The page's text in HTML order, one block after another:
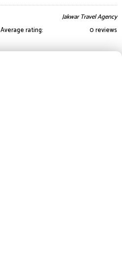
Jakwar Travel Agency
Average rating:
0 reviews